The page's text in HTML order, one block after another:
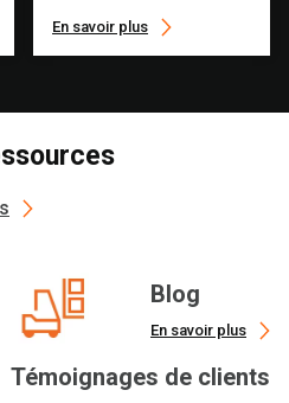
En savoir plus
Blog
En savoir plus
Témoignages de clients